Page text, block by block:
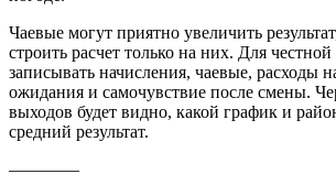
Чаевые могут приятно увеличить
строить расчет только на них. Для
записывать начисления, чаевые, расходы
ожидания и самочувствие после смены.
выходов будет видно, какой график и
средний результат.
————